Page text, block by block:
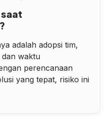
adalah adopsi tim,
waktu
perencanaan
yang tepat, risiko ini